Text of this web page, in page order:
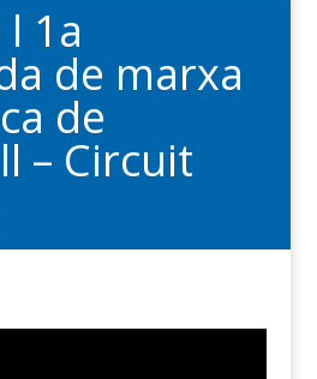
l 1a
de marxa
de
– Circuit